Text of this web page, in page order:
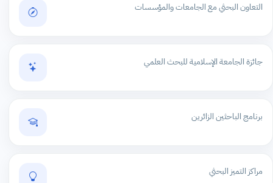
التعاون البحثي مع الجامعات والمؤسسات
جائزة الجامعة الإسلامية للبحث العلمي
برنامج الباحثين الزائرين
مراكز التميز البحثي